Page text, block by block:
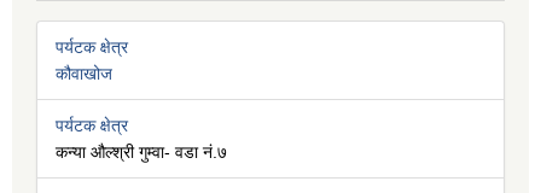
पर्यटक क्षेत्र
कौवाखोज
पर्यटक क्षेत्र
कन्या औल्श्री गुम्वा- वडा नं.७